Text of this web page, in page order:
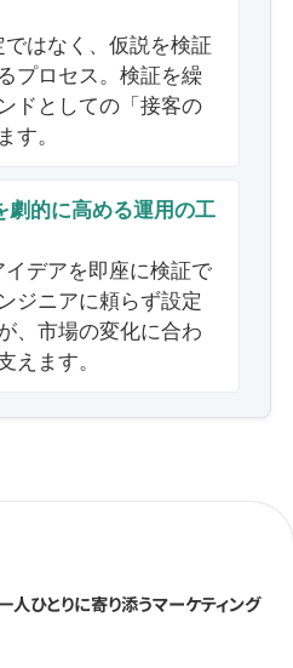
はなく、仮説を検証
プロセス。検証を繰
ドとしての「接客の
す。
劇的に高める運用の工
デアを即座に検証で
ジニアに頼らず設定
、市場の変化に合わ
えます。
人ひとりに寄り添うマーケティング